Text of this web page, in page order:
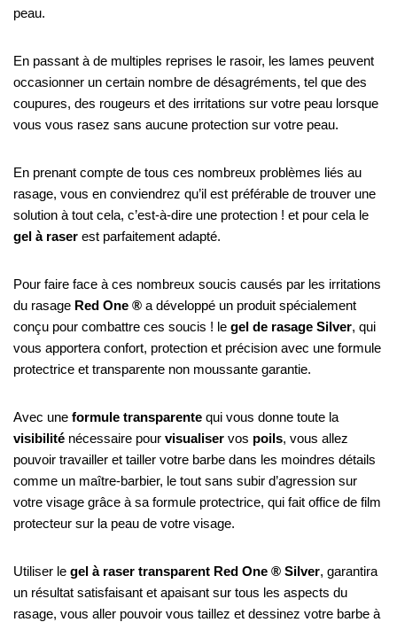
peau.
En passant à de multiples reprises le rasoir, les lames peuvent
occasionner un certain nombre de désagréments, tel que des
coupures, des rougeurs et des irritations sur votre peau lorsque
vous vous rasez sans aucune protection sur votre peau.
En prenant compte de tous ces nombreux problèmes liés au
rasage, vous en conviendrez qu’il est préférable de trouver une
solution à tout cela, c’est-à-dire une protection ! et pour cela le
gel à raser est parfaitement adapté.
Pour faire face à ces nombreux soucis causés par les irritations
du rasage Red One ® a développé un produit spécialement
conçu pour combattre ces soucis ! le gel de rasage Silver, qui
vous apportera confort, protection et précision avec une formule
protectrice et transparente non moussante garantie.
Avec une formule transparente qui vous donne toute la
visibilité nécessaire pour visualiser vos poils, vous allez
pouvoir travailler et tailler votre barbe dans les moindres détails
comme un maître-barbier, le tout sans subir d’agression sur
votre visage grâce à sa formule protectrice, qui fait office de film
protecteur sur la peau de votre visage.
Utiliser le gel à raser transparent Red One ® Silver, garantira
un résultat satisfaisant et apaisant sur tous les aspects du
rasage, vous aller pouvoir vous taillez et dessinez votre barbe à